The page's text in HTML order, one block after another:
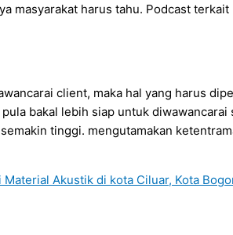
masyarakat harus tahu. Podcast
client, maka hal yang harus
bakal lebih siap untuk
tinggi. mengutamakan